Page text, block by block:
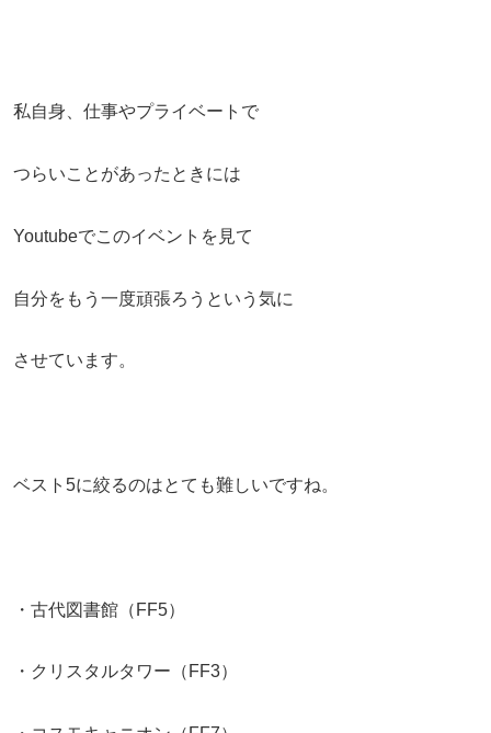
私自身、仕事やプライベートで
つらいことがあったときには
Youtubeでこのイベントを見て
自分をもう一度頑張ろうという気に
させています。
ベスト5に絞るのはとても難しいですね。
・古代図書館（FF5）
・クリスタルタワー（FF3）